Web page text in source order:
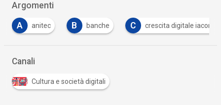
Argomenti
B banche C crescita digitale iacono C crisi
Canali
Cultura e società digitali